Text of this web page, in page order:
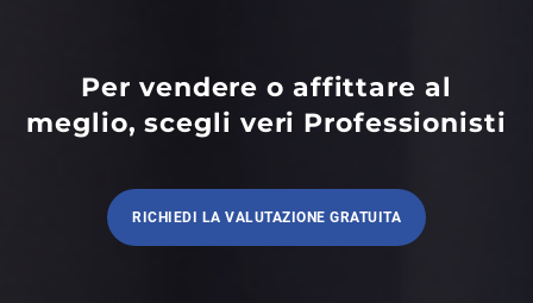
Per vendere o affittare al
meglio,scegli veri Professionisti
RICHIEDI LA VALUTAZIONE GRATUITA